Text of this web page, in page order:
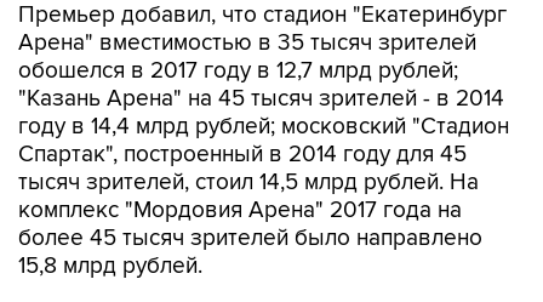
Премьер добавил, что стадион "Екатеринбург
Арена" вместимостью в 35 тысяч зрителей
обошелся в 2017 году в 12,7 млрд рублей;
"Казань Арена" на 45 тысяч зрителей - в 2014
году в 14,4 млрд рублей; московский "Стадион
Спартак", построенный в 2014 году для 45
тысяч зрителей, стоил 14,5 млрд рублей. На
комплекс "Мордовия Арена" 2017 года на
более 45 тысяч зрителей было направлено
15,8 млрд рублей.